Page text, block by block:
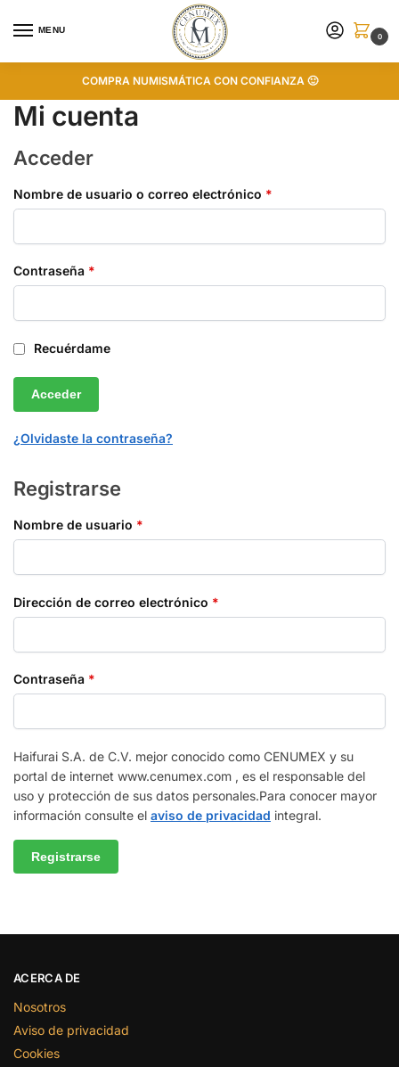
MENU
0
COMPRA NUMISMÁTICA CON CONFIANZA 🙂
Mi cuenta
Acceder
Nombre de usuario o correo electrónico *
Contraseña *
Recuérdame
Acceder
¿Olvidaste la contraseña?
Registrarse
Nombre de usuario *
Dirección de correo electrónico *
Contraseña *
Haifurai S.A. de C.V. mejor conocido como CENUMEX y su
portal de internet www.cenumex.com , es el responsable del
uso y protección de sus datos personales.Para conocer mayor
información consulte el aviso de privacidad integral.
Registrarse
ACERCA DE
Nosotros
Aviso de privacidad
Cookies